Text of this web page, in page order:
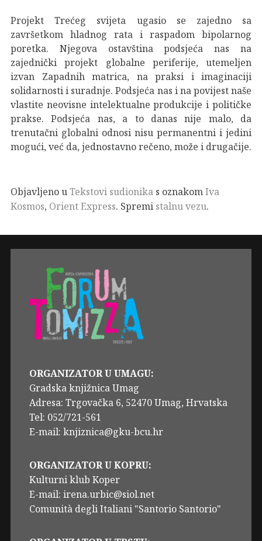
Projekt Trećeg svijeta ugasio se zajedno sa
završetkom hladnog rata i raspadom bipolarnog
poretka. Njegova ostavština podsjeća nas na
zajednički projekt globalne periferije, utemeljen
izvan Zapadnih matrica, na praksi i imaginaciji
solidarnosti i suradnje. Podsjeća nas i na povijest naše
vlastite neovisne intelektualne produkcije i političke
prakse. Podsjeća nas, a to danas nije malo, da
trenutačni globalni odnosi nisu permanentni i jedini
mogući, već da, jednostavno rečeno, može i drugačije.
Objavljeno uTekstovi sudionika s oznakomIva
Kosmos, Orient Express. Spremi stalnu vezu.
ORGANIZATOR U UMAGU:
Gradska knjižnica Umag
Adresa: Trgovačka 6, 52470 Umag, Hrvatska
Tel: 052/721-561
E-mail: knjiznica@gku-bcu.hr
ORGANIZATOR U KOPRU:
Kulturni klub Koper
E-mail: irena.urbic@siol.net
Comunità degli Italiani "Santorio Santorio"